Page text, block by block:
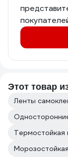
Этот товар
Ленты
Термостойкая